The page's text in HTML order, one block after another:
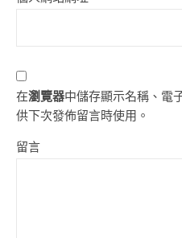
在瀏覽器中儲存顯示名稱、電
供下次發佈留言時使用。
留言